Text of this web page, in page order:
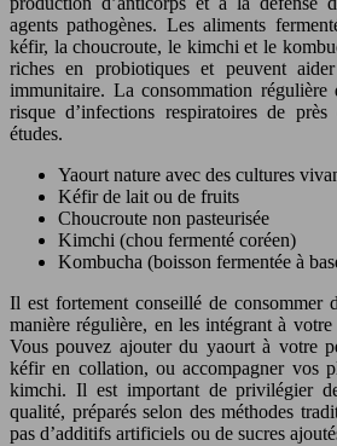
agents pathogènes. Les aliments
kéfir, la choucroute, le kimchi et le
riches en probiotiques et peuvent
immunitaire. La consommation
risque d’infections respiratoires de
études.
Yaourt nature avec des cultures
Kéfir de lait ou de fruits
Choucroute non pasteurisée
Kimchi (chou fermenté coréen)
Kombucha (boisson fermentée à
Il est fortement conseillé de consommer
manière régulière, en les intégrant à
Vous pouvez ajouter du yaourt à votre
kéfir en collation, ou accompagner vos
kimchi. Il est important de privilégier
qualité, préparés selon des méthodes
pas d’additifs artificiels ou de sucres